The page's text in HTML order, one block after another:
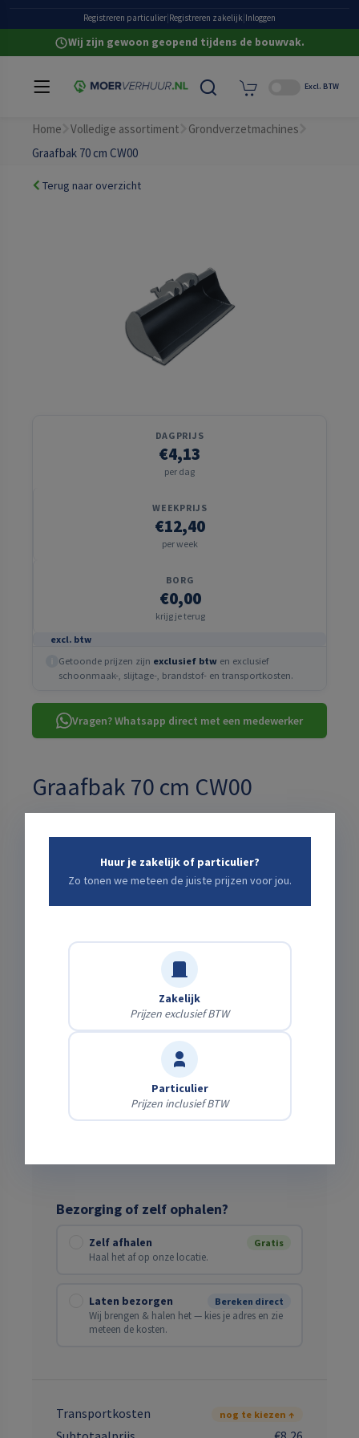
Heldere all-in prijzenRegistreren particulier Registreren zakelijk Inloggen
Wij zijn gewoon geopend tijdens de bouwvak.
Excl. BTW
Home Volledige assortiment
Grondverzetmachines
Graafbak 70 cm CW00
Terug naar overzicht
DAGPRIJS
€4,13
per dag
WEEKPRIJS
€12,40
per week
BORG
€0,00
krijg je terug
excl. btw
Getoonde prijzen zijn exclusief btw en exclusief
schoonmaak-, slijtage-, brandstof- en transportkosten.
Vragen? Whatsapp direct met een medewerker
Graafbak 70 cm CW00
TOTALE PRIJS VOOR:2 DAGEN
€8,26
hieronder ↓
Kies een start- en eindtijd die jou uitkomt
Startdatum
Verwachte einddatum
Bezorging of zelf ophalen?
Gratis
Zelf afhalen
Haal het af op onze locatie.
Bereken direct
Laten bezorgen
Wij brengen & halen het — kies je adres en zie
meteen de kosten.
Transportkosten nog te kiezen ↑
Huur je zakelijk of particulier?
Zo tonen we meteen de juiste prijzen voor jou.
Zakelijk
Prijzen exclusief BTW
Particulier
Prijzen inclusief BTW